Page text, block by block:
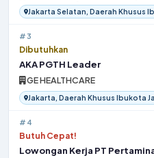
Jakarta Selatan, Daerah Khusus
#3
Dibutuhkan
AKA PGTH Leader
GE HEALTHCARE
Jakarta, Daerah Khusus Ibukota
#4
Butuh Cepat!
Lowongan Kerja PT